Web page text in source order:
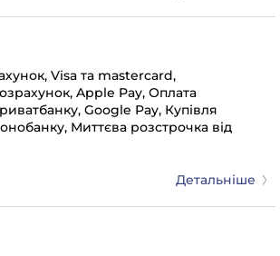
Visa та mastercard,
Apple Pay, Оплата
Google Pay, Купівля
Миттєва розстрочка від
Детальніше